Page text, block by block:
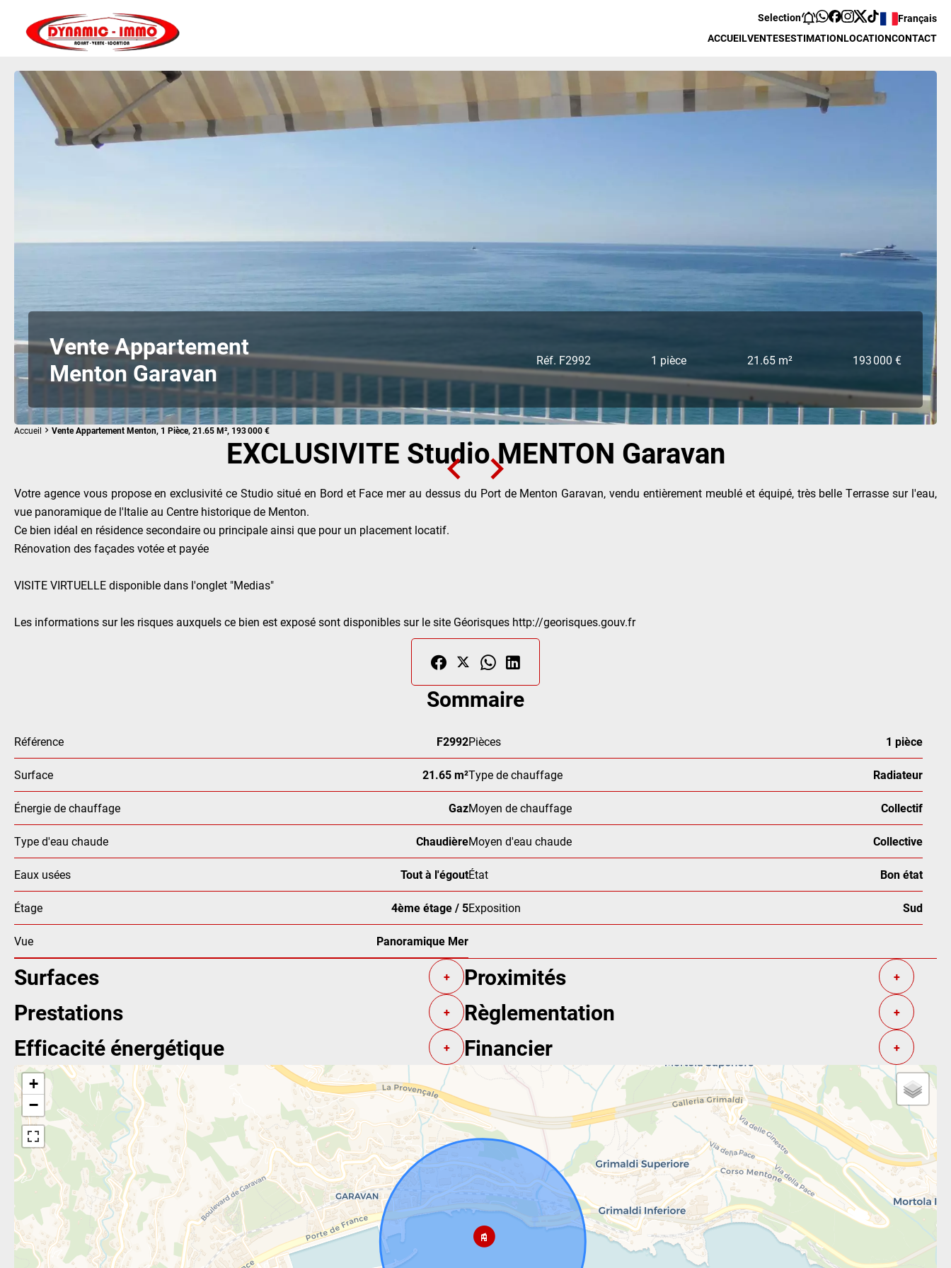
Selection
Français
ACCUEILVENTESESTIMATIONLOCATIONCONTACT
Vente Appartement
Menton Garavan
Réf. F2992 1 pièce 21.65 m² 193 000 €
Accueil Vente Appartement Menton, 1 Pièce, 21.65 M², 193 000 €
EXCLUSIVITE Studio MENTON Garavan
Votre agence vous propose en exclusivité ce Studio situé en Bord et Face mer au dessus du Port de Menton Garavan, vendu entièrement meublé et équipé, très belle Terrasse sur l'eau,
vue panoramique de l'Italie au Centre historique de Menton.
Ce bien idéal en résidence secondaire ou principale ainsi que pour un placement locatif.
Rénovation des façades votée et payée
VISITE VIRTUELLE disponible dans l'onglet "Medias"
Les informations sur les risques auxquels ce bien est exposé sont disponibles sur le site Géorisques http://georisques.gouv.fr
Sommaire
Référence F2992Pièces 1 pièce
Surface 21.65 m²Type de chauffage Radiateur
Énergie de chauffage GazMoyen de chauffage Collectif
Type d'eau chaude ChaudièreMoyen d'eau chaude Collective
Eaux usées Tout à l'égoutÉtat Bon état
Étage 4ème étage / 5Exposition Sud
Vue Panoramique Mer
Surfaces + Proximités +
Prestations + Règlementation +
Efficacité énergétique + Financier +
+
−